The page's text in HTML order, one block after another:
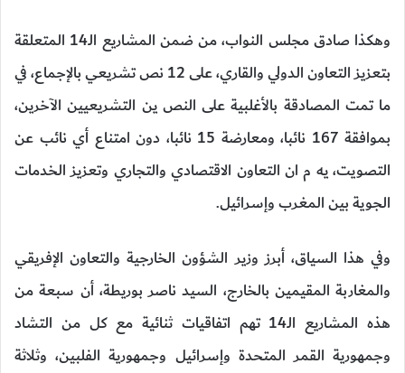
وهكذا صادق مجلس النواب، من ضمن المشاريع الـ14 المتعلقة
بتعزيز التعاون الدولي والقاري، على 12 نص تشريعي بالإجماع، في
ما تمت المصادقة بالأغلبية على النص ين التشريعيين الآخرين،
بموافقة 167 نائبا، ومعارضة 15 نائبا، دون امتناع أي نائب عن
التصويت، يه م ان التعاون الاقتصادي والتجاري وتعزيز الخدمات
الجوية بين المغرب وإسرائيل.
وفي هذا السياق، أبرز وزير الشؤون الخارجية والتعاون الإفريقي
والمغاربة المقيمين بالخارج، السيد ناصر بوريطة، أن سبعة من
هذه المشاريع الـ14 تهم اتفاقيات ثنائية مع كل من التشاد
وجمهورية القمر المتحدة وإسرائيل وجمهورية الفلبين، وثلاثة